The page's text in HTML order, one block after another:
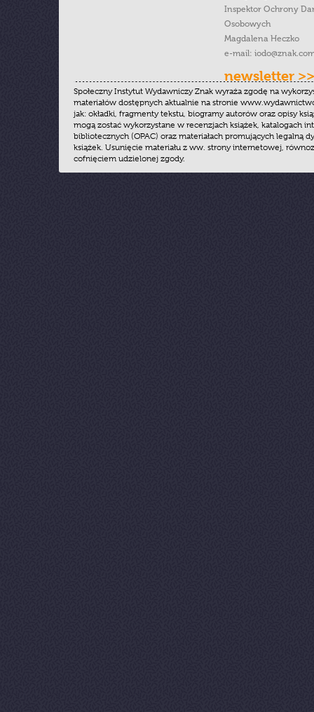
Inspektor Ochrony
Osobowych
Magdalena Heczko
e-mail:
newsletter >>
Społeczny Instytut Wydawniczy Znak wyraża zgodę na
materiałów dostępnych aktualnie na stronie
jak: okładki, fragmenty tekstu, biogramy autorów oraz opisy
mogą zostać wykorzystane w recenzjach książek, katalogach
bibliotecznych (OPAC) oraz materiałach promujących legalną
książek. Usunięcie materiału z ww. strony internetowej,
cofnięciem udzielonej zgody.